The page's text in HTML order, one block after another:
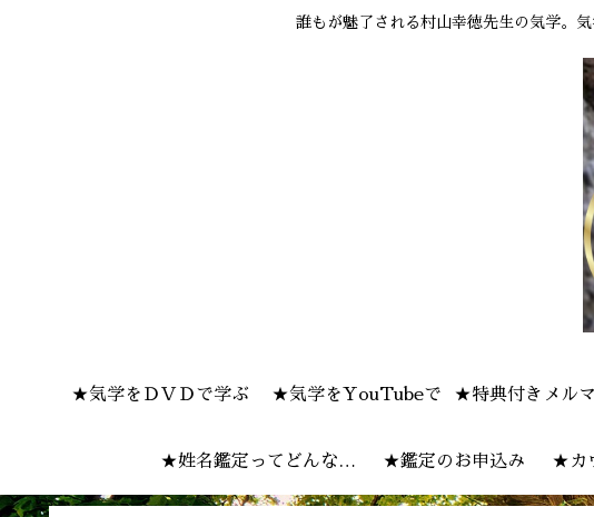
誰もが魅了される村山幸徳先生の気学。
★気学をＤＶＤで学ぶ ★気学をYouTubeで ★特典付きメル
★姓名鑑定ってどんな感 ★鑑定のお申込み ★カ